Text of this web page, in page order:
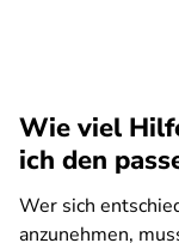
Wie viel
ich den
Wer sich
anzunehmen,